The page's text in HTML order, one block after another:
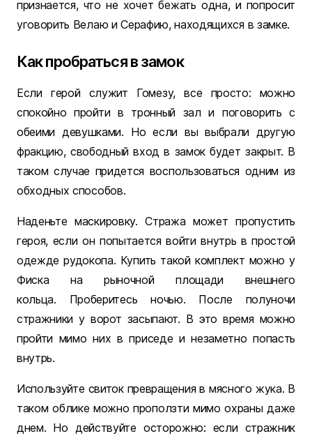
признается, что не хочет бежать одна, и попросит
уговорить Велаю и Серафию, находящихся в замке.
Как пробраться в замок
Если герой служит Гомезу, все просто: можно
спокойно пройти в тронный зал и поговорить с
обеими девушками. Но если вы выбрали другую
фракцию, свободный вход в замок будет закрыт. В
таком случае придется воспользоваться одним из
обходных способов.
Наденьте маскировку. Стража может пропустить
героя, если он попытается войти внутрь в простой
одежде рудокопа. Купить такой комплект можно у
Фиска на рыночной площади внешнего
кольца. Проберитесь ночью. После полуночи
стражники у ворот засыпают. В это время можно
пройти мимо них в приседе и незаметно попасть
внутрь.
Используйте свиток превращения в мясного жука. В
таком облике можно проползти мимо охраны даже
днем. Но действуйте осторожно: если стражник